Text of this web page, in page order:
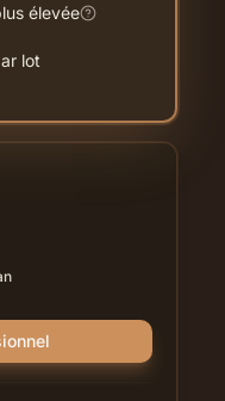
élevée
lot